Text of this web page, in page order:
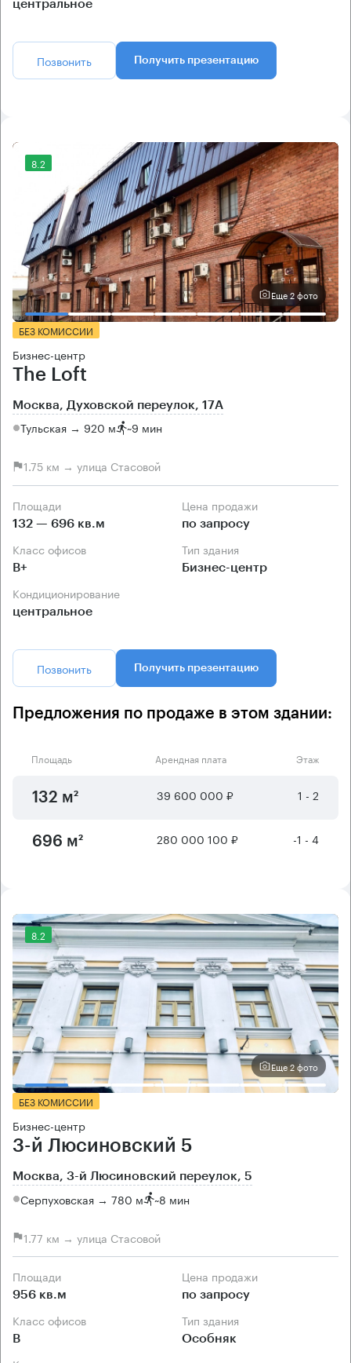
центральное
Позвонить Получить презентацию
8.2
Еще 2 фото
БЕЗ КОМИССИИ
Бизнес-центр
The Loft
Москва, Духовской переулок, 17А
Тульская → 920 м ~9 мин
1.75 км → улица Стасовой
Площади
132 — 696 кв.м
Цена продажи
по запросу
Класс офисов
B+
Тип здания
Бизнес-центр
Кондиционирование
центральное
Позвонить Получить презентацию
Предложения по продаже в этом здании:
Площадь Арендная плата Этаж
132 м² 39 600 000 ₽ 1 - 2
696 м² 280 000 100 ₽ -1 - 4
8.2
Еще 2 фото
БЕЗ КОМИССИИ
Бизнес-центр
3-й Люсиновский 5
Москва, 3-й Люсиновский переулок, 5
Серпуховская → 780 м ~8 мин
1.77 км → улица Стасовой
Площади
956 кв.м
Цена продажи
по запросу
Класс офисов
B
Тип здания
Особняк